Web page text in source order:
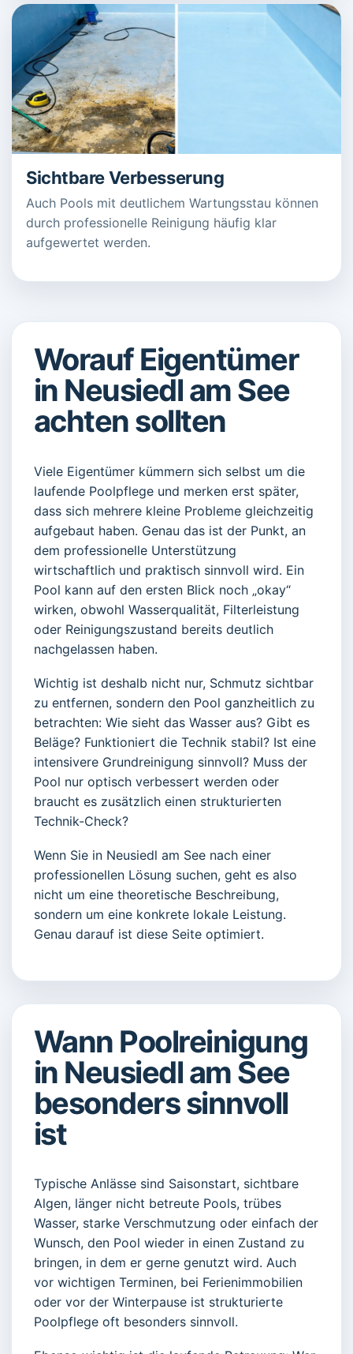
Sichtbare Verbesserung
Auch Pools mit deutlichem Wartungsstau können
durch professionelle Reinigung häufig klar
aufgewertet werden.
Worauf Eigentümer
in Neusiedl am See
achten sollten
Viele Eigentümer kümmern sich selbst um die
laufende Poolpflege und merken erst später,
dass sich mehrere kleine Probleme gleichzeitig
aufgebaut haben. Genau das ist der Punkt, an
dem professionelle Unterstützung
wirtschaftlich und praktisch sinnvoll wird. Ein
Pool kann auf den ersten Blick noch „okay“
wirken, obwohl Wasserqualität, Filterleistung
oder Reinigungszustand bereits deutlich
nachgelassen haben.
Wichtig ist deshalb nicht nur, Schmutz sichtbar
zu entfernen, sondern den Pool ganzheitlich zu
betrachten: Wie sieht das Wasser aus? Gibt es
Beläge? Funktioniert die Technik stabil? Ist eine
intensivere Grundreinigung sinnvoll? Muss der
Pool nur optisch verbessert werden oder
braucht es zusätzlich einen strukturierten
Technik-Check?
Wenn Sie in Neusiedl am See nach einer
professionellen Lösung suchen, geht es also
nicht um eine theoretische Beschreibung,
sondern um eine konkrete lokale Leistung.
Genau darauf ist diese Seite optimiert.
Wann Poolreinigung
in Neusiedl am See
besonders sinnvoll
ist
Typische Anlässe sind Saisonstart, sichtbare
Algen, länger nicht betreute Pools, trübes
Wasser, starke Verschmutzung oder einfach der
Wunsch, den Pool wieder in einen Zustand zu
bringen, in dem er gerne genutzt wird. Auch
vor wichtigen Terminen, bei Ferienimmobilien
oder vor der Winterpause ist strukturierte
Poolpflege oft besonders sinnvoll.